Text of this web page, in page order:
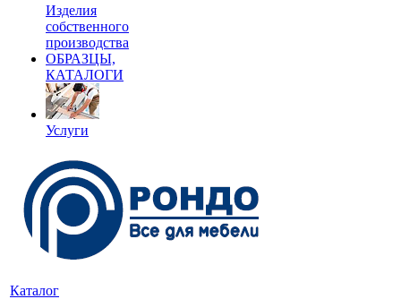
Изделия
собственного
производства
ОБРАЗЦЫ,
КАТАЛОГИ
Услуги
Каталог